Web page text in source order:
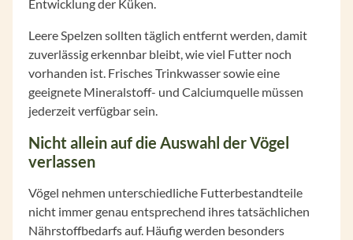
Entwicklung der Küken.
Leere Spelzen sollten täglich entfernt werden, damit
zuverlässig erkennbar bleibt, wie viel Futter noch
vorhanden ist. Frisches Trinkwasser sowie eine
geeignete Mineralstoff- und Calciumquelle müssen
jederzeit verfügbar sein.
Nicht allein auf die Auswahl der Vögel
verlassen
Vögel nehmen unterschiedliche Futterbestandteile
nicht immer genau entsprechend ihres tatsächlichen
Nährstoffbedarfs auf. Häufig werden besonders